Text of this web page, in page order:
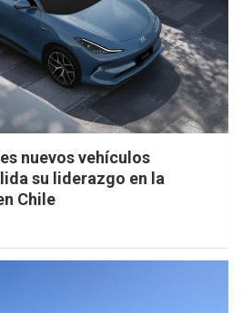
nuevos vehículos
su liderazgo en la
Chile